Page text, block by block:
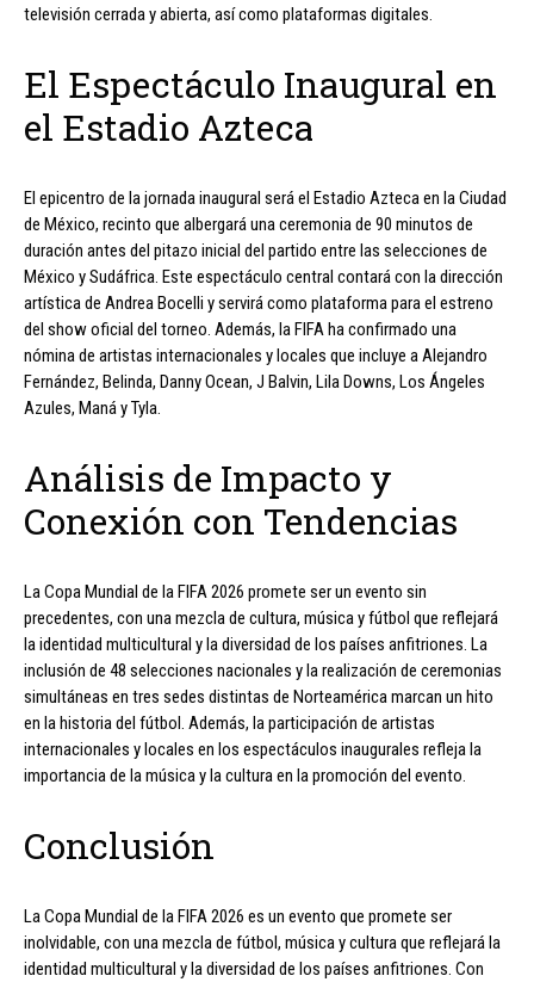
televisión cerrada y abierta, así como plataformas digitales.
El Espectáculo Inaugural en
el Estadio Azteca
El epicentro de la jornada inaugural será el Estadio Azteca en la Ciudad
de México, recinto que albergará una ceremonia de 90 minutos de
duración antes del pitazo inicial del partido entre las selecciones de
México y Sudáfrica. Este espectáculo central contará con la dirección
artística de Andrea Bocelli y servirá como plataforma para el estreno
del show oficial del torneo. Además, la FIFA ha confirmado una
nómina de artistas internacionales y locales que incluye a Alejandro
Fernández, Belinda, Danny Ocean, J Balvin, Lila Downs, Los Ángeles
Azules, Maná y Tyla.
Análisis de Impacto y
Conexión con Tendencias
La Copa Mundial de la FIFA 2026 promete ser un evento sin
precedentes, con una mezcla de cultura, música y fútbol que reflejará
la identidad multicultural y la diversidad de los países anfitriones. La
inclusión de 48 selecciones nacionales y la realización de ceremonias
simultáneas en tres sedes distintas de Norteamérica marcan un hito
en la historia del fútbol. Además, la participación de artistas
internacionales y locales en los espectáculos inaugurales refleja la
importancia de la música y la cultura en la promoción del evento.
Conclusión
La Copa Mundial de la FIFA 2026 es un evento que promete ser
inolvidable, con una mezcla de fútbol, música y cultura que reflejará la
identidad multicultural y la diversidad de los países anfitriones. Con